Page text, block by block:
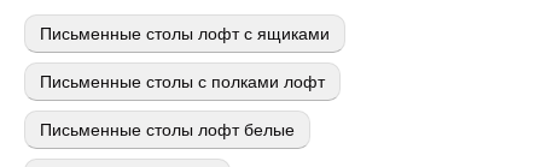
Письменные столы лофт с ящиками
Письменные столы с полками лофт
Письменные столы лофт белые